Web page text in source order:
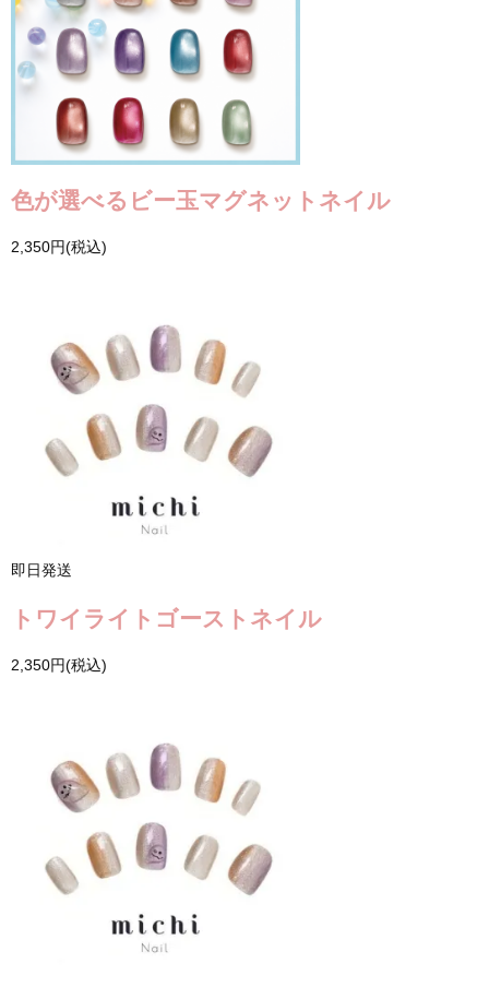
色が選べるビー玉マグネットネイル
2,350円(税込)
即日発送
トワイライトゴーストネイル
2,350円(税込)